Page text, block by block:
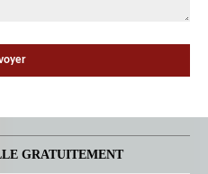
GRATUITEMENT